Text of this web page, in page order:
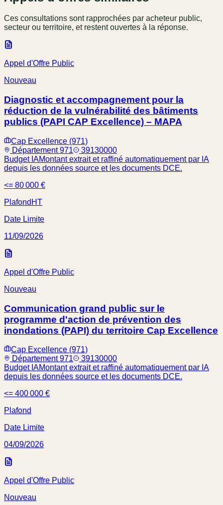
Ces consultations sont rapprochées par acheteur public,
secteur ou territoire, et restent ouvertes à la réponse.
Appel d'Offre Public
Nouveau
Diagnostic et accompagnement pour la
réduction de la vulnérabilité des bâtiments
publics (PAPI CAP Excellence) – MAPA
Cap Excellence (971)
Département 971
39130000
Budget IAMontant extrait et raffiné automatiquement par IA
depuis les données source et les documents DCE.
<= 80 000 €
Plafond HT
Date Limite
11/09/2026
Appel d'Offre Public
Nouveau
Communication grand public sur le
programme d'action de prévention des
inondations (PAPI) du territoire Cap Excellence
Cap Excellence (971)
Département 971
39130000
Budget IAMontant extrait et raffiné automatiquement par IA
depuis les données source et les documents DCE.
<= 400 000 €
Plafond
Date Limite
04/09/2026
Appel d'Offre Public
Nouveau